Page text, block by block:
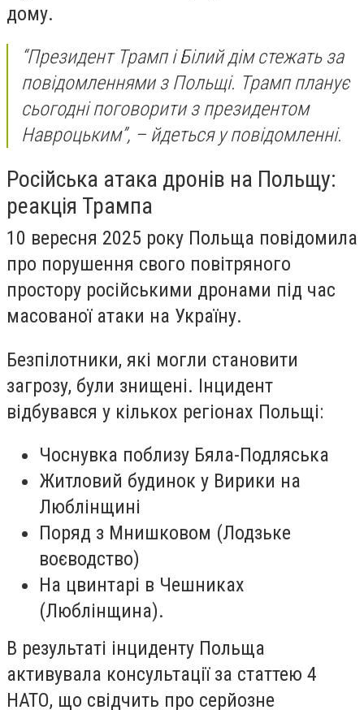
дому.
“Президент Трамп і Білий дім стежать за
повідомленнями з Польщі. Трамп планує
сьогодні поговорити з президентом
Навроцьким”, – йдеться у повідомленні.
Російська атака дронів на Польщу:
реакція Трампа
10 вересня 2025 року Польща повідомила
про порушення свого повітряного
простору російськими дронами під час
масованої атаки на Україну.
Безпілотники, які могли становити
загрозу, були знищені. Інцидент
відбувався у кількох регіонах Польщі:
Чоснувка поблизу Бяла-Подляська
Житловий будинок у Вирики на
Люблінщині
Поряд з Мнишковом (Лодзьке
воєводство)
На цвинтарі в Чешниках
(Люблінщина).
В результаті інциденту Польща
активувала консультації за статтею 4
НАТО, що свідчить про серйозне